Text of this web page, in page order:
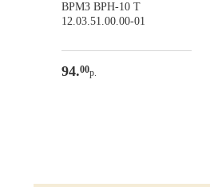
ВРМЗ ВРН-10 Т
12.03.51.00.00-01
94.00р.